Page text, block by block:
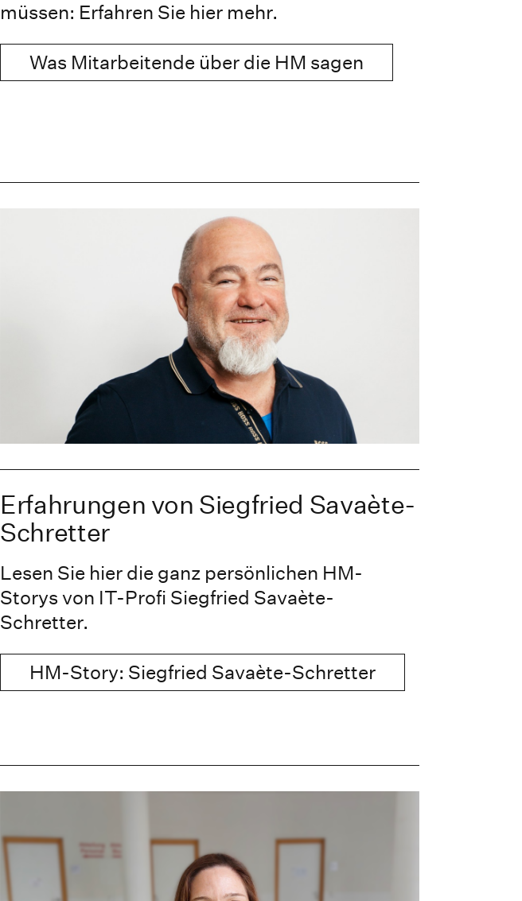
müssen: Erfahren Sie hier mehr.
Was Mitarbeitende über die HM sagen
Erfahrungen von Siegfried Savaète-
Schretter
Lesen Sie hier die ganz persönlichen HM-
Storys von IT-Profi Siegfried Savaète-
Schretter.
HM-Story: Siegfried Savaète-Schretter